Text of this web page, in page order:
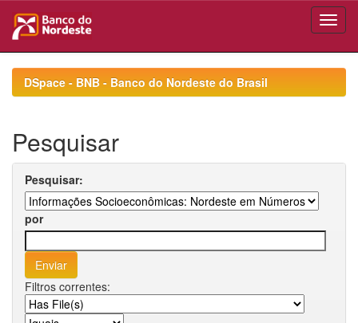
navigationDSpace - BNB - Banco do Nordeste do Brasil
Pesquisar
Pesquisar:
por
Filtros correntes: